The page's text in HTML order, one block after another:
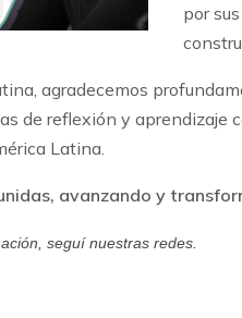
por
agradecemos
de reflexión y aprendizaje
Latina.
avanzando y
seguí nuestras redes.